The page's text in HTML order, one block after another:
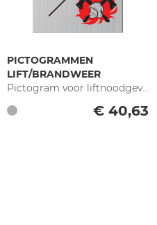
PICTOGRAMMEN
LIFT/BRANDWEER
Pictogram voor liftnoodgevallen
€ 40,63